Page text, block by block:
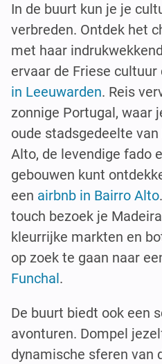
In de buurt kun je je
verbreden. Ontdek het
met haar
ervaar de Friese cultuur
in Leeuwarden. Reis
zonnige Portugal, waar
oude stadsgedeelte
Alto, de levendige fado
gebouwen kunt
een airbnb in Bairro Alto
touch bezoek je
kleurrijke markten en
op zoek te gaan naar
Funchal.
De buurt biedt ook een
avonturen. Dompel
dynamische sferen van